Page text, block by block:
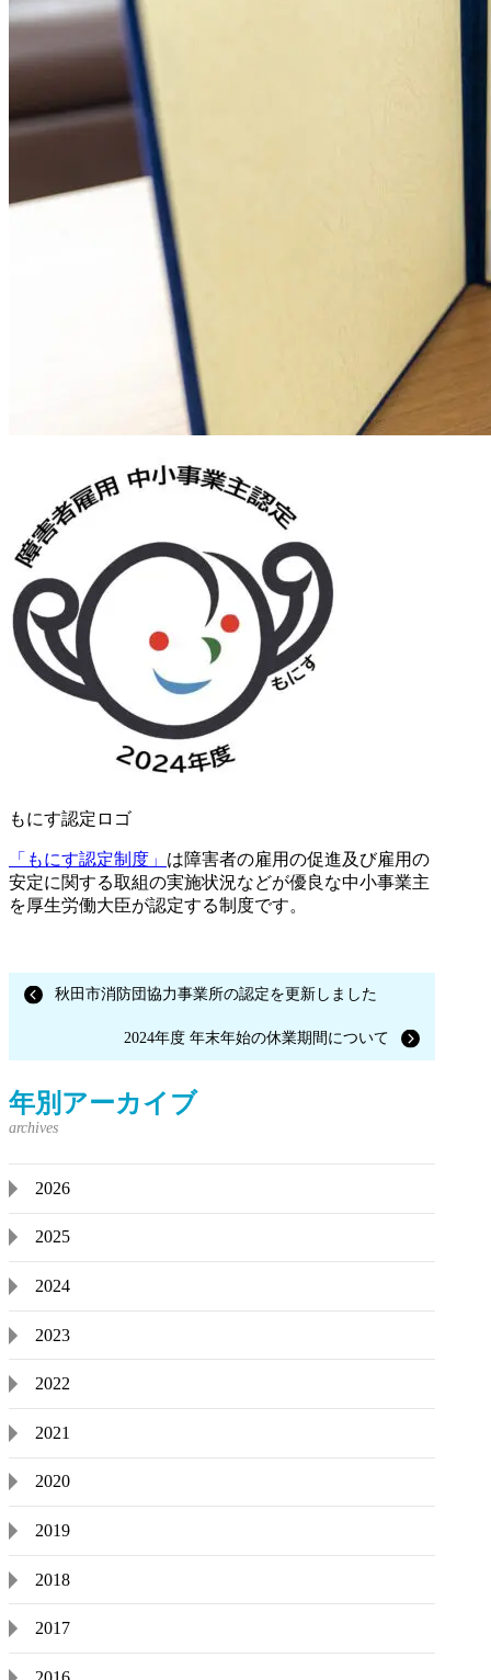
もにす認定ロゴ
「もにす認定制度」 は障害者の雇用の促進及び雇用の
安定に関する取組の実施状況などが優良な中小事業主
を厚生労働大臣が認定する制度です。
秋田市消防団協力事業所の認定を更新しました
2024年度 年末年始の休業期間について
年別アーカイブ
2026
2025
2024
2023
2022
2021
2020
2019
2018
2017